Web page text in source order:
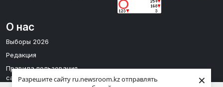
Разрешите сайту ru.newsroom.kz отправлять
×
О нас
Выборы 2026
Редакция
Правила пользования
сайтом